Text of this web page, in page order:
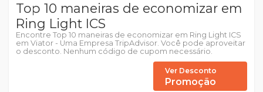
Top 10 maneiras de economizar em
Ring Light ICS
Encontre Top 10 maneiras de economizar em Ring Light ICS
em Viator - Uma Empresa TripAdvisor. Você pode aproveitar
o desconto. Nenhum código de cupom necessário.
Ver Desconto
Promoção